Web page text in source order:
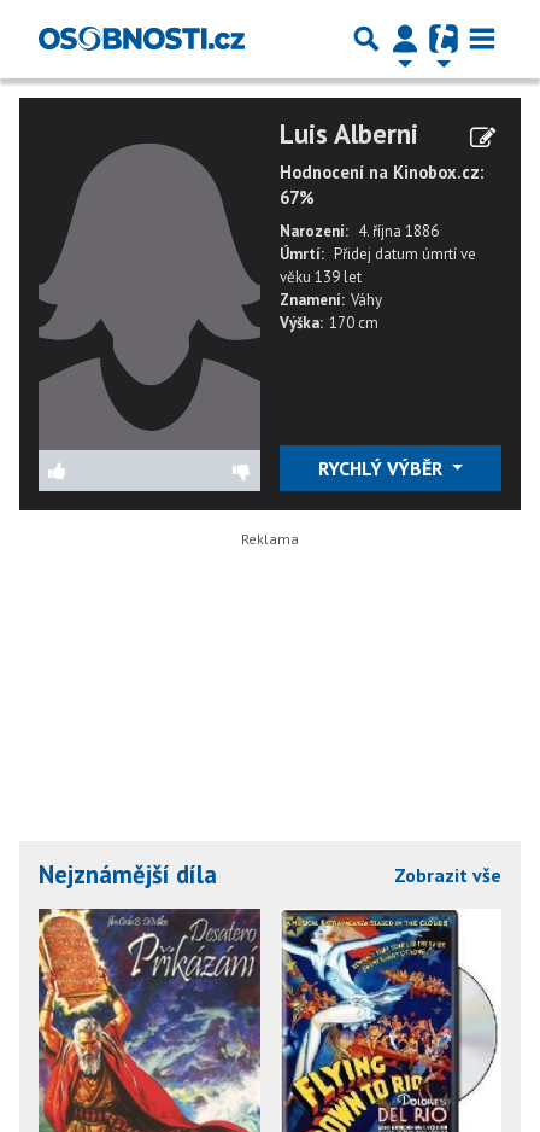
Luis Alberni
Hodnocení na Kinobox.cz:
67%
Narození: 4. října 1886
Úmrtí: Přidej datum úmrtíve
věku 139 let
Znamení: Váhy
Výška: 170 cm
RYCHLÝ VÝBĚR
Nejznámější díla Zobrazit vše